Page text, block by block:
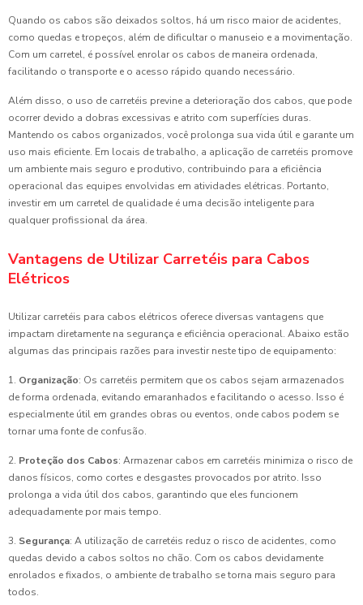
Quando os cabos são deixados soltos, há um risco maior de acidentes,
como quedas e tropeços, além de dificultar o manuseio e a movimentação.
Com um carretel, é possível enrolar os cabos de maneira ordenada,
facilitando o transporte e o acesso rápido quando necessário.
Além disso, o uso de carretéis previne a deterioração dos cabos, que pode
ocorrer devido a dobras excessivas e atrito com superfícies duras.
Mantendo os cabos organizados, você prolonga sua vida útil e garante um
uso mais eficiente. Em locais de trabalho, a aplicação de carretéis promove
um ambiente mais seguro e produtivo, contribuindo para a eficiência
operacional das equipes envolvidas em atividades elétricas. Portanto,
investir em um carretel de qualidade é uma decisão inteligente para
qualquer profissional da área.
Vantagens de Utilizar Carretéis para Cabos
Elétricos
Utilizar carretéis para cabos elétricos oferece diversas vantagens que
impactam diretamente na segurança e eficiência operacional. Abaixo estão
algumas das principais razões para investir neste tipo de equipamento:
1. Organização: Os carretéis permitem que os cabos sejam armazenados
de forma ordenada, evitando emaranhados e facilitando o acesso. Isso é
especialmente útil em grandes obras ou eventos, onde cabos podem se
tornar uma fonte de confusão.
2. Proteção dos Cabos: Armazenar cabos em carretéis minimiza o risco de
danos físicos, como cortes e desgastes provocados por atrito. Isso
prolonga a vida útil dos cabos, garantindo que eles funcionem
adequadamente por mais tempo.
3. Segurança: A utilização de carretéis reduz o risco de acidentes, como
quedas devido a cabos soltos no chão. Com os cabos devidamente
enrolados e fixados, o ambiente de trabalho se torna mais seguro para
todos.